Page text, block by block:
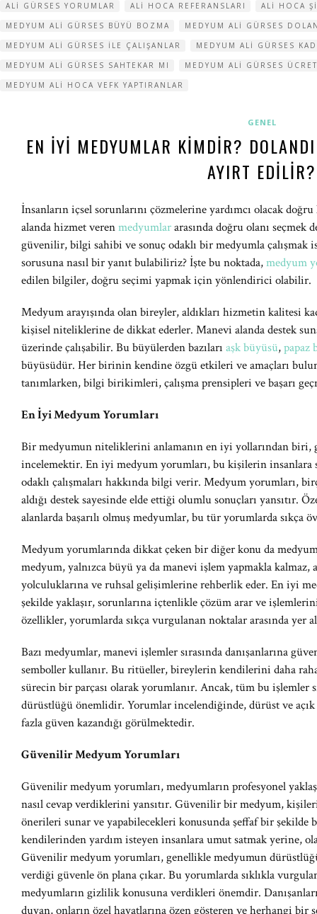
ALI GÜRSES YORUMLAR
ALI HOCA REFERANSLARI
ALI HOCA
MEDYUM ALI GÜRSES BÜYÜ BOZMA
MEDYUM ALI GÜRSES
MEDYUM ALI GÜRSES ILE ÇALIŞANLAR
MEDYUM ALI GÜRSES
MEDYUM ALI GÜRSES SAHTEKAR MI
MEDYUM ALI GÜRSES ÜCRET
MEDYUM ALI HOCA VEFK YAPTIRANLAR
GENEL
EN İYI MEDYUMLAR KIMDIR?
AYIRT EDILIR?
İnsanların içsel sorunlarını çözmelerine yardımcı olacak
alanda hizmet verenmedyumlararasında doğru olanı
güvenilir, bilgi sahibi ve sonuç odaklı bir medyumla çalışmak
sorusuna nasıl bir yanıt bulabiliriz? İşte bu noktada,medyum
edilen bilgiler, doğru seçimi yapmak için yönlendirici olabilir.
Medyum arayışında olan bireyler, aldıkları hizmetin kalitesi
kişisel niteliklerine de dikkat ederler. Manevi alanda destek
üzerinde çalışabilir. Bu büyülerden bazıları aşk büyüsü,papaz
büyüsüdür. Her birinin kendine özgü etkileri ve amaçları
tanımlarken, bilgi birikimleri, çalışma prensipleri ve başarı
En İyi Medyum Yorumları
Bir medyumun niteliklerini anlamanın en iyi yollarından biri,
incelemektir. En iyi medyum yorumları, bu kişilerin insanlara
odaklı çalışmaları hakkında bilgi verir. Medyum yorumları,
aldığı destek sayesinde elde ettiği olumlu sonuçları yansıtır.
alanlarda başarılı olmuş medyumlar, bu tür yorumlarda sıkça
Medyum yorumlarında dikkat çeken bir diğer konu da
medyum, yalnızca büyü ya da manevi işlem yapmakla kalmaz,
yolculuklarına ve ruhsal gelişimlerine rehberlik eder. En iyi
şekilde yaklaşır, sorunlarına içtenlikle çözüm arar ve
özellikler, yorumlarda sıkça vurgulanan noktalar arasında yer
Bazı medyumlar, manevi işlemler sırasında danışanlarına
semboller kullanır. Bu ritüeller, bireylerin kendilerini daha
sürecin bir parçası olarak yorumlanır. Ancak, tüm bu işlemler
dürüstlüğü önemlidir. Yorumlar incelendiğinde, dürüst ve
fazla güven kazandığı görülmektedir.
Güvenilir Medyum Yorumları
Güvenilir medyum yorumları, medyumların profesyonel
nasıl cevap verdiklerini yansıtır. Güvenilir bir medyum,
önerileri sunar ve yapabilecekleri konusunda şeffaf bir
kendilerinden yardım isteyen insanlara umut satmak yerine,
Güvenilir medyum yorumları, genellikle medyumun
verdiği güvenle ön plana çıkar. Bu yorumlarda sıklıkla
medyumların gizlilik konusuna verdikleri önemdir.
duyan, onların özel hayatlarına özen gösteren ve herhangi